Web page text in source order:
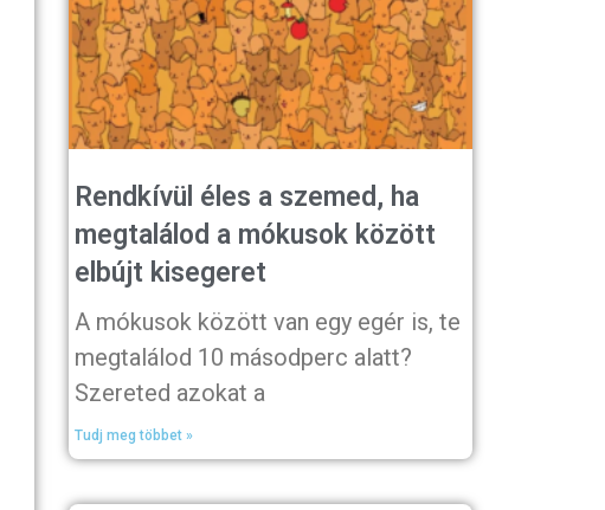
Rendkívül éles a szemed, ha
megtalálod a mókusok között
elbújt kisegeret
A mókusok között van egy egér is, te
megtalálod 10 másodperc alatt?
Szereted azokat a
Tudj meg többet »